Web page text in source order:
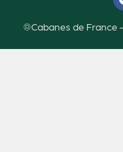
®Cabanes de France